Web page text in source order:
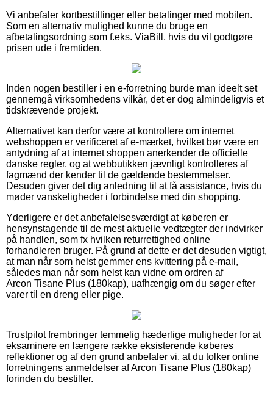
Vi anbefaler kortbestillinger eller betalinger med mobilen.
Som en alternativ mulighed kunne du bruge en
afbetalingsordning som f.eks. ViaBill, hvis du vil godtgøre
prisen ude i fremtiden.
Inden nogen bestiller i en e-forretning burde man ideelt set
gennemgå virksomhedens vilkår, det er dog almindeligvis et
tidskrævende projekt.
Alternativet kan derfor være at kontrollere om internet
webshoppen er verificeret af e-mærket, hvilket bør være en
antydning af at internet shoppen anerkender de officielle
danske regler, og at webbutikken jævnligt kontrolleres af
fagmænd der kender til de gældende bestemmelser.
Desuden giver det dig anledning til at få assistance, hvis du
møder vanskeligheder i forbindelse med din shopping.
Yderligere er det anbefalelsesværdigt at køberen er
hensynstagende til de mest aktuelle vedtægter der indvirker
på handlen, som fx hvilken returrettighed online
forhandleren bruger. På grund af dette er det desuden vigtigt,
at man når som helst gemmer ens kvittering på e-mail,
således man når som helst kan vidne om ordren af
Arcon Tisane Plus (180kap), uafhængig om du søger efter
varer til en dreng eller pige.
Trustpilot frembringer temmelig hæderlige muligheder for at
eksaminere en længere række eksisterende køberes
reflektioner og af den grund anbefaler vi, at du tolker online
forretningens anmeldelser af Arcon Tisane Plus (180kap)
forinden du bestiller.